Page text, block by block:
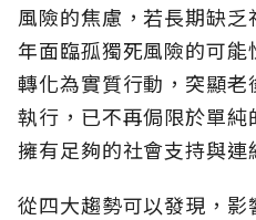
風險的焦慮，若長期缺
年面臨孤獨死風險的可
轉化為實質行動，突顯
執行，已不再侷限於單
擁有足夠的社會支持與連
從四大趨勢可以發現，